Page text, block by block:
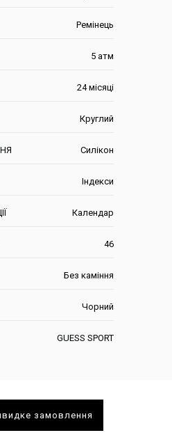
Ремінець
5 атм
24 місяці
Круглий
Силікон
Індекси
Календар
46
Без каміння
Чорний
GUESS SPORT
замовлення